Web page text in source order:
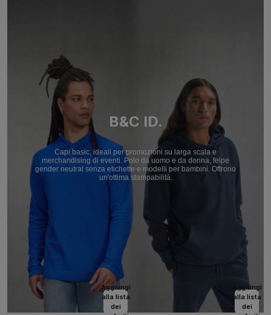
B&C ID.
Capi basic, ideali per promozioni su larga scala e
merchandising di eventi. Polo da uomo e da donna, felpe
gender neutral senza etichette e modelli per bambini. Offrono
un'ottima stampabilità.
Aggiungi
alla lista
dei
Aggiungi
alla lista
dei